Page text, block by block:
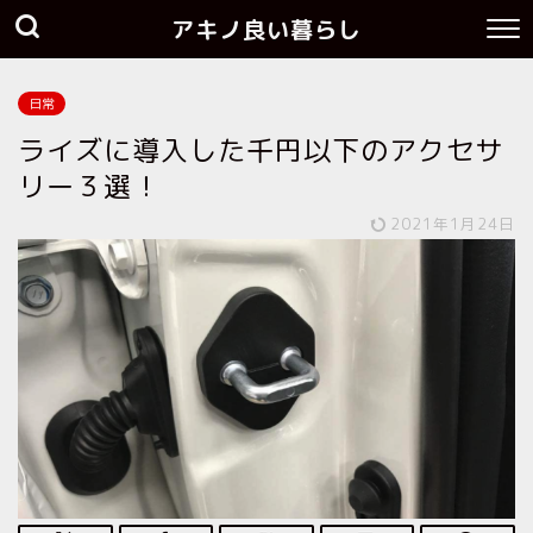
アキノ良い暮らし
日常
ライズに導入した千円以下のアクセサ
リー３選！
2021年1月24日